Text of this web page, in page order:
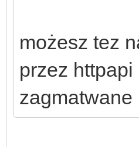
możesz tez
przez
zagmatwane